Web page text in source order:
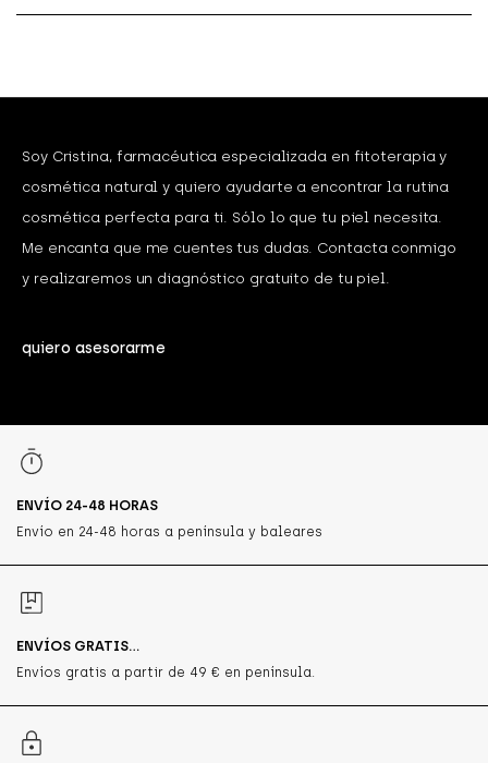
Soy Cristina, farmacéutica especializada en fitoterapia y
cosmética natural y quiero ayudarte a encontrar la rutina
cosmética perfecta para ti. Sólo lo que tu piel necesita.
Me encanta que me cuentes tus dudas. Contacta conmigo
y realizaremos un diagnóstico gratuito de tu piel.
quiero asesorarme
ENVÍO 24-48 HORAS
Envío en 24-48 horas a península y baleares
ENVÍOS GRATIS...
Envíos gratis a partir de 49 € en península.